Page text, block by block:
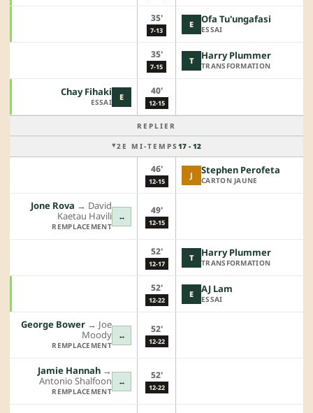
35'
7-13
E Ofa Tu'ungafasi
ESSAI
35'
7-15
T Harry Plummer
TRANSFORMATION
E
Chay Fihaki
ESSAI
40'
12-15
REPLIER
2E MI-TEMPS 17 - 12
46'
12-15
J Stephen Perofeta
CARTON JAUNE
↔
Jone Rova →︎ David
Kaetau Havili
REMPLACEMENT
49'
12-15
52'
12-17
T Harry Plummer
TRANSFORMATION
52'
12-22
E AJ Lam
ESSAI
↔
George Bower →︎ Joe
Moody
REMPLACEMENT
52'
12-22
↔
Jamie Hannah →︎
Antonio Shalfoon
REMPLACEMENT
52'
12-22